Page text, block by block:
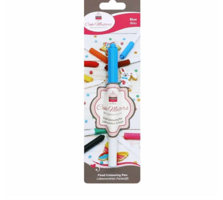
TÉMATICKÉ PRODUKTY